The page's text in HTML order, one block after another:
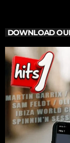
DOWNLOAD